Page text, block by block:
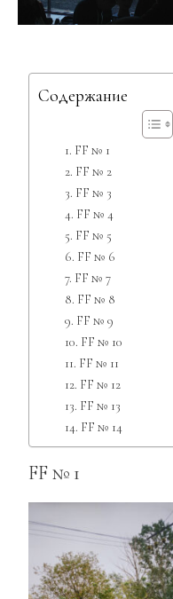
Содержание
FF № 1
FF № 2
FF № 3
FF № 4
FF № 5
FF № 6
FF № 7
FF № 8
FF № 9
FF № 10
FF № 11
FF № 12
FF № 13
FF № 14
FF № 1